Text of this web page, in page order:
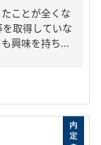
ことが全くな
取得していな
興味を持ち...